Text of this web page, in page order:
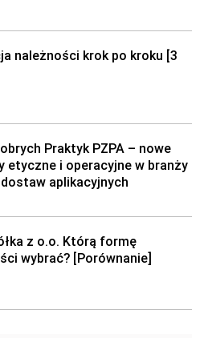
należności krok po kroku [3
Praktyk PZPA – nowe
etyczne i operacyjne w branży
aplikacyjnych
z o.o. Którą formę
wybrać? [Porównanie]